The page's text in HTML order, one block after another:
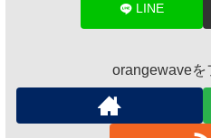
LINE
orangewaveを